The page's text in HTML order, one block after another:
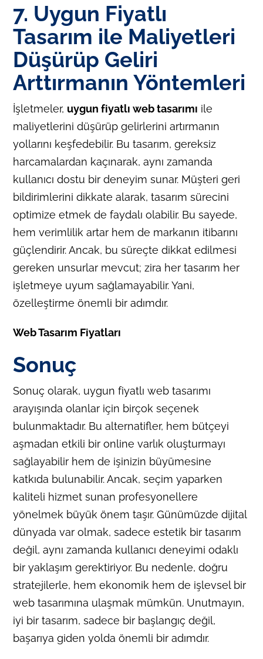
7. Uygun Fiyatlı
Tasarım ile Maliyetleri
Düşürüp Geliri
Arttırmanın Yöntemleri
İşletmeler, uygun fiyatlı web tasarımı ile
maliyetlerini düşürüp gelirlerini artırmanın
yollarını keşfedebilir. Bu tasarım, gereksiz
harcamalardan kaçınarak, aynı zamanda
kullanıcı dostu bir deneyim sunar. Müşteri geri
bildirimlerini dikkate alarak, tasarım sürecini
optimize etmek de faydalı olabilir. Bu sayede,
hem verimlilik artar hem de markanın itibarını
güçlendirir. Ancak, bu süreçte dikkat edilmesi
gereken unsurlar mevcut; zira her tasarım her
işletmeye uyum sağlamayabilir. Yani,
özelleştirme önemli bir adımdır.
Web Tasarım Fiyatları
Sonuç
Sonuç olarak, uygun fiyatlı web tasarımı
arayışında olanlar için birçok seçenek
bulunmaktadır. Bu alternatifler, hem bütçeyi
aşmadan etkili bir online varlık oluşturmayı
sağlayabilir hem de işinizin büyümesine
katkıda bulunabilir. Ancak, seçim yaparken
kaliteli hizmet sunan profesyonellere
yönelmek büyük önem taşır. Günümüzde dijital
dünyada var olmak, sadece estetik bir tasarım
değil, aynı zamanda kullanıcı deneyimi odaklı
bir yaklaşım gerektiriyor. Bu nedenle, doğru
stratejilerle, hem ekonomik hem de işlevsel bir
web tasarımına ulaşmak mümkün. Unutmayın,
iyi bir tasarım, sadece bir başlangıç değil,
başarıya giden yolda önemli bir adımdır.